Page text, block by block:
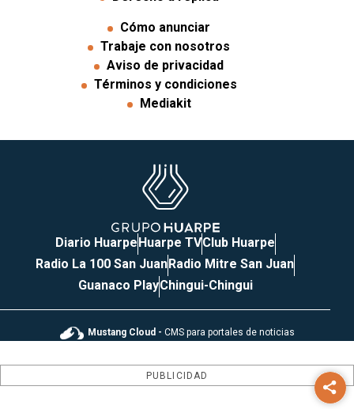
Cómo anunciar
Trabaje con nosotros
Aviso de privacidad
Términos y condiciones
Mediakit
Diario HuarpeHuarpe TVClub Huarpe
Radio La 100 San JuanRadio Mitre San Juan
Guanaco PlayChingui-Chingui
Mustang Cloud - CMS para portales de noticias
PUBLICIDAD